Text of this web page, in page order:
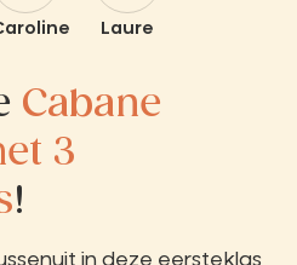
Laure
Cabane
3
!
in deze eersteklas